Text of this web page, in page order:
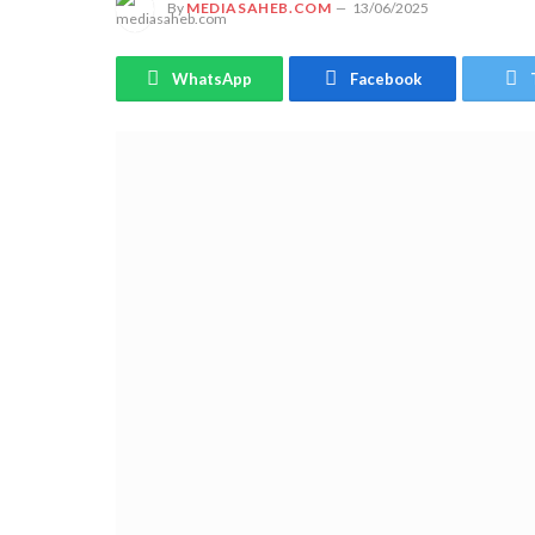
By MEDIASAHEB.COM 13/06/2025
WhatsApp Facebook